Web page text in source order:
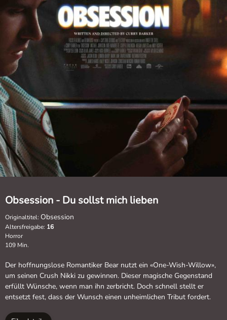
Obsession - Du sollst mich lieben
Originaltitel: Obsession
Altersfreigabe: 16
Horror
109 Min.
Der hoffnungslose Romantiker Bear nutzt ein «One-Wish-Willow»,
um seinen Crush Nikki zu gewinnen. Dieser magische Gegenstand
erfüllt Wünsche, wenn man ihn zerbricht. Doch schnell stellt er
entsetzt fest, dass der Wunsch einen unheimlichen Tribut fordert.